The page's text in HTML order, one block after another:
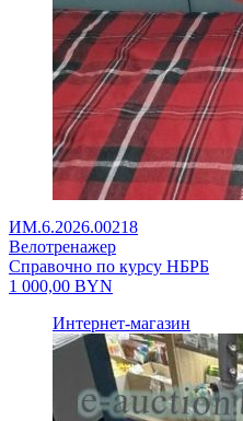
ИМ.6.2026.00218
Велотренажер
Справочно по курсу НБРБ
1 000,00 BYN
Интернет-магазин